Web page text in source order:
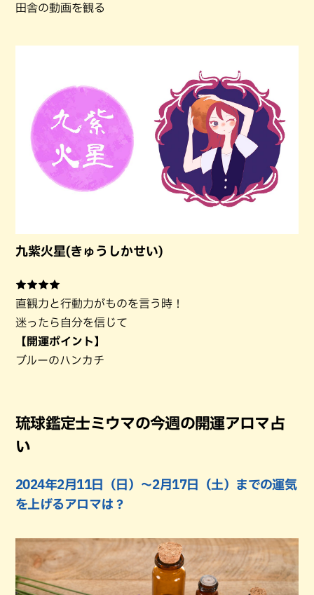
田舎の動画を観る
九紫火星(きゅうしかせい)
★★★★
直観力と行動力がものを言う時！
迷ったら自分を信じて
【開運ポイント】
ブルーのハンカチ
琉球鑑定士ミウマの今週の開運アロマ占
い
2024年2月11日（日）〜2月17日（土）までの運気
を上げるアロマは？